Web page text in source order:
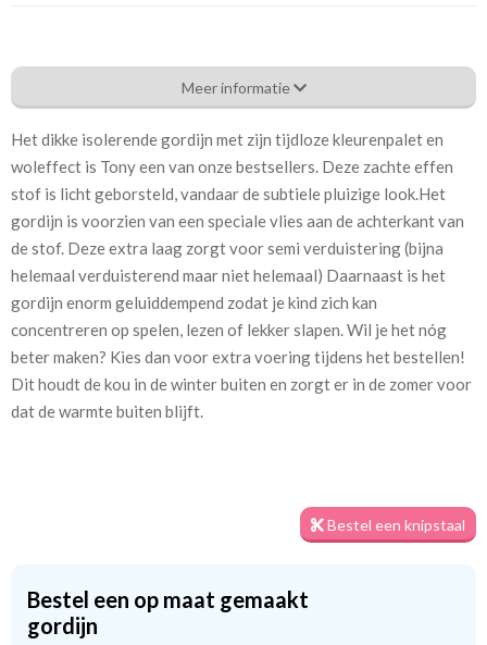
Tk_ Lima - Antoni 14 grey [VK]
Eigenschappen gordijnstof
Artikelnummer
Tk_ Lima - Antoni 14 grey
Stofbreedte: 140 cm
Mate van verduistering: Half verduisterend
Meestal eerder, maar houd
rekening met
circa 2-3 weken
Materiaal:
houden? Een voering voorkomt namelijk verkleuring door
zonlicht. We hebben drie soorten voeringen: kwart
Meer informatie
Het dikke isolerende gordijn met zijn tijdloze kleurenpalet en
woleffect is Tony een van onze bestsellers. Deze zachte effen
stof is licht geborsteld, vandaar de subtiele pluizige look.Het
gordijn is voorzien van een speciale vlies aan de achterkant van
de stof. Deze extra laag zorgt voor semi verduistering (bijna
helemaal verduisterend maar niet helemaal) Daarnaast is het
gordijn enorm geluiddempend zodat je kind zich kan
concentreren op spelen, lezen of lekker slapen. Wil je het nóg
beter maken? Kies dan voor extra voering tijdens het bestellen!
Dit houdt de kou in de winter buiten en zorgt er in de zomer voor
dat de warmte buiten blijft.
Bestel een knipstaal
Bestel een op maat gemaakt
gordijn